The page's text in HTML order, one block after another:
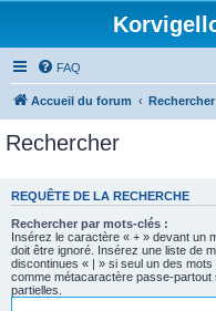
FAQ
Accueil du forum Rechercher
Rechercher
REQUÊTE DE LA RECHERCHE
Rechercher par mots-clés :
Insérez le caractère « + » devant un
doit être ignoré. Insérez une liste de
discontinues « | » si seul un des
comme métacaractère passe-
partielles.